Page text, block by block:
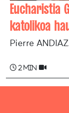
Eucharistia
katolikoa
Pierre
2 min